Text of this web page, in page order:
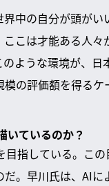
中の自分が頭が
こは才能ある人
ような環境が、
の評価額を得る
いているのか？
指している。こ
。早川氏は、AI